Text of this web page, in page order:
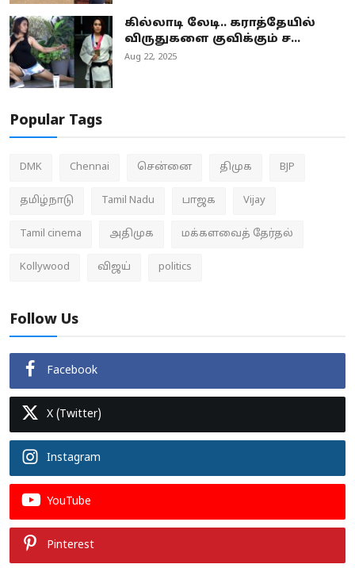
கில்லாடி லேடி.. கராத்தேயில்
விருதுகளை குவிக்கும் ச...
Aug 22, 2025
Popular Tags
DMK Chennai சென்னை திமுக BJP
தமிழ்நாடு Tamil Nadu பாஜக Vijay
Tamil cinema அதிமுக மக்களவைத் தேர்தல்
Kollywood விஜய் politics
Follow Us
Facebook
X (Twitter)
Instagram
YouTube
Pinterest